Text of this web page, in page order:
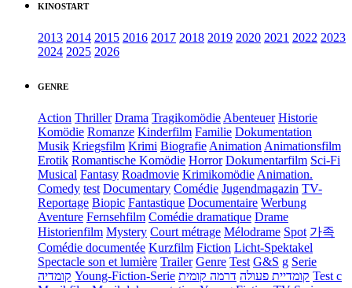
KINOSTART
2013 2014 2015 2016 2017 2018 2019 2020 2021 2022 2023
2024 2025 2026
GENRE
Action Thriller Drama Tragikomödie Abenteuer Historie
Komödie Romanze Kinderfilm Familie Dokumentation
Musik Kriegsfilm Krimi Biografie Animation Animationsfilm
Erotik Romantische Komödie Horror Dokumentarfilm Sci-Fi
Musical Fantasy Roadmovie Krimikomödie Animation.
Comedy test Documentary Comédie Jugendmagazin TV-
Reportage Biopic Fantastique Documentaire Werbung
Aventure Fernsehfilm Comédie dramatique Drame
Historienfilm Mystery Court métrage Mélodrame Spot 가족
Comédie documentée Kurzfilm Fiction Licht-Spektakel
Spectacle son et lumière Trailer Genre Test G&S g Serie
קומדיה Young-Fiction-Serie קומדיית פעולה דרמה קומית
Test c